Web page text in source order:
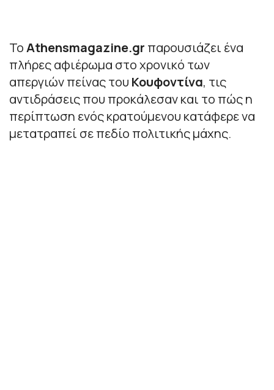
ΤοAthensmagazine.gr παρουσιάζει ένα
πλήρες αφιέρωμα στο χρονικό των
απεργιών πείνας του Κουφοντίνα, τις
αντιδράσεις που προκάλεσαν και το πώς η
περίπτωση ενός κρατούμενου κατάφερε να
μετατραπεί σε πεδίο πολιτικής μάχης.